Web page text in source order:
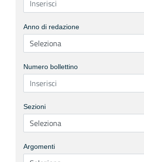
Anno di redazione
Numero bollettino
Sezioni
Argomenti